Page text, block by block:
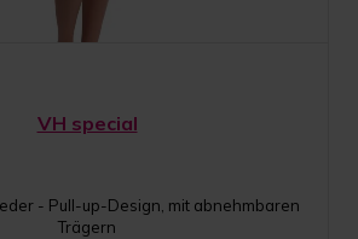
VH special
- Pull-up-Design, mit abnehmbaren
Trägern